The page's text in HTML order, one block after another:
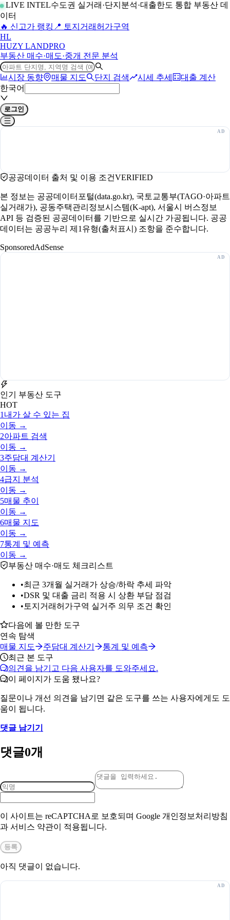
LIVE INTEL수도권 실거래·단지분석·대출한도 통합 부동산 데
이터
🔥 신고가 랭킹 📍 토지거래허가구역
HL
HUZY LANDPRO
부동산 매수·매도·중개 전문 분석
시장 동향 매물 지도 단지 검색 시세 추세
대출 계산
한국어
로그인
공공데이터 출처 및 이용 조건VERIFIED
본 정보는 공공데이터포털(data.go.kr), 국토교통부(TAGO·아파트
실거래가), 공동주택관리정보시스템(K-apt), 서울시 버스정보
API 등 검증된 공공데이터를 기반으로 실시간 가공됩니다. 공공
데이터는 공공누리 제1유형(출처표시) 조항을 준수합니다.
SponsoredAdSense
인기 부동산 도구
HOT
1 내가 살 수 있는 집
이동 →
2아파트 검색
이동 →
3주담대 계산기
이동 →
4급지 분석
이동 →
5매물 추이
이동 →
6매물 지도
이동 →
7통계 및 예측
이동 →
부동산 매수·매도 체크리스트
•최근 3개월 실거래가 상승/하락 추세 파악
•DSR 및 대출 금리 적용 시 상환 부담 점검
• 토지거래허가구역 실거주 의무 조건 확인
다음에 볼 만한 도구
연속 탐색
매물 지도
주담대 계산기
통계 및 예측
최근 본 도구
의견을 남기고 다음 사용자를 도와주세요.
이 페이지가 도움 됐나요?
질문이나 개선 의견을 남기면 같은 도구를 쓰는 사용자에게도 도
움이 됩니다.
댓글 남기기
댓글0개
이 사이트는 reCAPTCHA로 보호되며 Google 개인정보처리방침
과 서비스 약관이 적용됩니다.
등록
아직 댓글이 없습니다.